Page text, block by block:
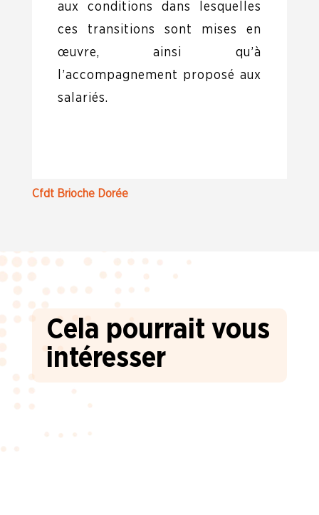
aux conditions dans lesquelles
ces transitions sont mises en
œuvre, ainsi qu’à
l’accompagnement proposé aux
salariés.
Cfdt Brioche Dorée
Cela pourrait vous
intéresser